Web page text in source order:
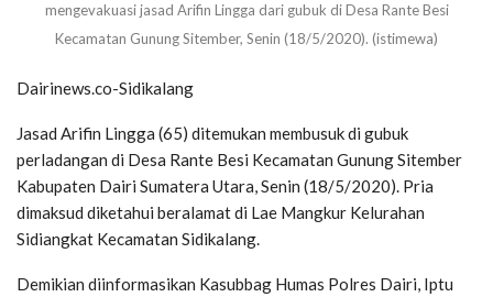
mengevakuasi jasad Arifin Lingga dari gubuk di Desa Rante Besi
Kecamatan Gunung Sitember, Senin (18/5/2020). (istimewa)
Dairinews.co-Sidikalang
Jasad Arifin Lingga (65) ditemukan membusuk di gubuk
perladangan di Desa Rante Besi Kecamatan Gunung Sitember
Kabupaten Dairi Sumatera Utara, Senin (18/5/2020). Pria
dimaksud diketahui beralamat di Lae Mangkur Kelurahan
Sidiangkat Kecamatan Sidikalang.
Demikian diinformasikan Kasubbag Humas Polres Dairi, Iptu